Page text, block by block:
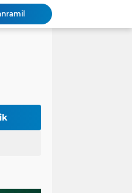
Dukung Generasi Sehat, Babinsa Seulimeum Dampingi Imunisasi Campak di Tanoh Abee
Silaturahmi Lintas Sektor di Kuta Alam, TNI–Polri dan Desa Perkokoh Kebersamaan